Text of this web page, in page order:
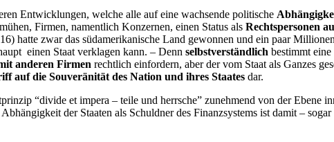
Entwicklungen, welche alle auf eine wachsende politische
Firmen, namentlich Konzernen, einen Status als Rechtspersonen
hatte zwar das südamerikanische Land gewonnen und ein paar
einen Staat verklagen kann. – Denn selbstverständlich bestimmt
anderen Firmen rechtlich einfordern, aber der vom Staat als Ganzes
auf die Souveränität des Nation und ihres Staates dar.
“divide et impera – teile und herrsche” zunehmend von der Ebene
der Staaten als Schuldner des Finanzsystems ist damit –